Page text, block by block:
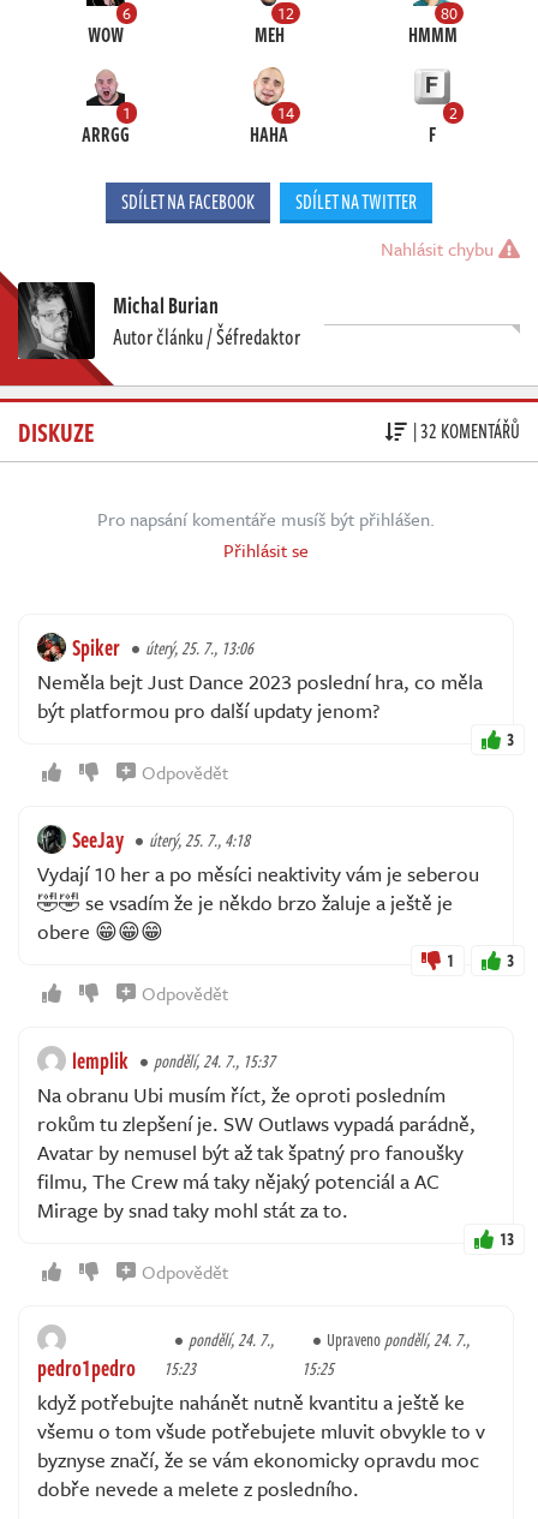
6
WOW
12
MEH
80
HMMM
1
ARRGG
14
HAHA
2
F
SDÍLET NA FACEBOOK SDÍLET NA TWITTER
Nahlásit chybu
Michal Burian
Autor článku / Šéfredaktor
DISKUZE | 32 KOMENTÁŘŮ
Pro napsání komentáře musíš být přihlášen.
Přihlásit se
Spiker úterý, 25. 7., 13:06
Neměla bejt Just Dance 2023 poslední hra, co měla
být platformou pro další updaty jenom?
3
Odpovědět
SeeJay úterý, 25. 7., 4:18
Vydají 10 her a po měsíci neaktivity vám je seberou
🤣🤣 se vsadím že je někdo brzo žaluje a ještě je
obere 😁😁😁
1 3
Odpovědět
lemplik pondělí, 24. 7., 15:37
Na obranu Ubi musím říct, že oproti posledním
rokům tu zlepšení je. SW Outlaws vypadá parádně,
Avatar by nemusel být až tak špatný pro fanoušky
filmu, The Crew má taky nějaký potenciál a AC
Mirage by snad taky mohl stát za to.
13
Odpovědět
pedro1pedro
pondělí, 24. 7.,
15:23
Upravenopondělí, 24. 7.,
15:25
když potřebujte nahánět nutně kvantitu a ještě ke
všemu o tom všude potřebujete mluvit obvykle to v
byznyse značí, že se vám ekonomicky opravdu moc
dobře nevede a melete z posledního.